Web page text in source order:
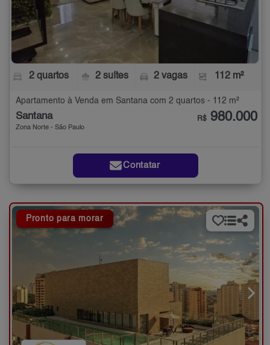
2 quartos 2 suítes 2 vagas 112 m²
Apartamento à Venda em Santana com 2 quartos - 112 m²
Santana
Zona Norte - São Paulo
R$ 980.000
Contatar
Pronto para morar